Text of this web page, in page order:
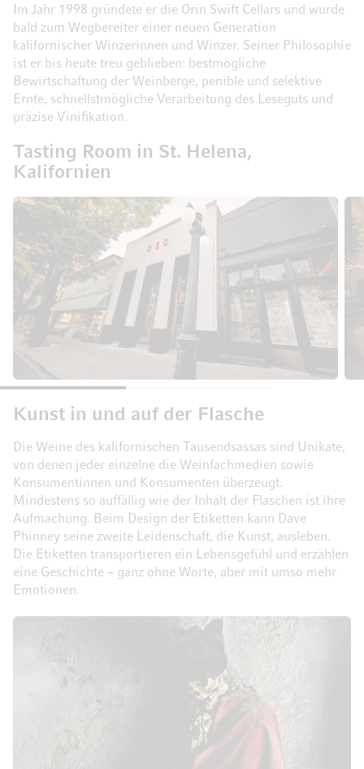
Im Jahr 1998 gründete er die Orin Swift Cellars und wurde
bald zum Wegbereiter einer neuen Generation
kalifornischer Winzerinnen und Winzer. Seiner Philosophie
ist er bis heute treu geblieben: bestmögliche
Bewirtschaftung der Weinberge, penible und selektive
Ernte, schnellstmögliche Verarbeitung des Leseguts und
präzise Vinifikation.
Tasting Room in St. Helena,
Kalifornien
Kunst in und auf der Flasche
Die Weine des kalifornischen Tausendsassas sind Unikate,
von denen jeder einzelne die Weinfachmedien sowie
Konsumentinnen und Konsumenten überzeugt.
Mindestens so auffällig wie der Inhalt der Flaschen ist ihre
Aufmachung. Beim Design der Etiketten kann Dave
Phinney seine zweite Leidenschaft, die Kunst, ausleben.
Die Etiketten transportieren ein Lebensgefühl und erzählen
eine Geschichte – ganz ohne Worte, aber mit umso mehr
Emotionen.